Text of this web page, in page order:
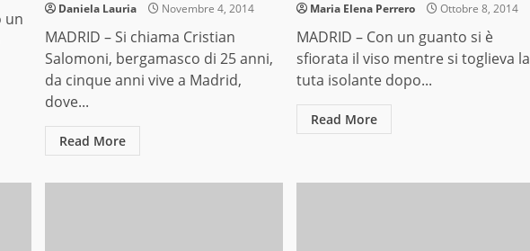
un
Daniela Lauria Novembre 4, 2014
MADRID – Si chiama Cristian
Salomoni, bergamasco di 25 anni,
da cinque anni vive a Madrid,
dove...
Read More
Maria Elena Perrero Ottobre 8, 2014
MADRID – Con un guanto si è
sfiorata il viso mentre si toglieva la
tuta isolante dopo...
Read More